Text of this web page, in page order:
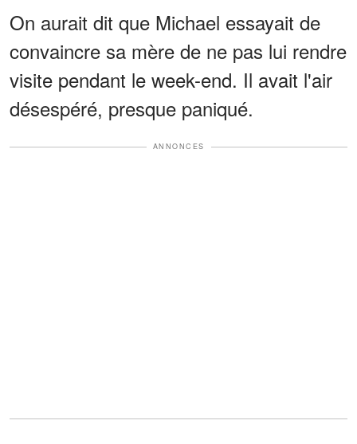
On aurait dit que Michael essayait de
convaincre sa mère de ne pas lui rendre
visite pendant le week-end. Il avait l'air
désespéré, presque paniqué.
ANNONCES